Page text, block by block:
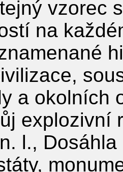
vzorec
na
a okolních
explozivní
l.,